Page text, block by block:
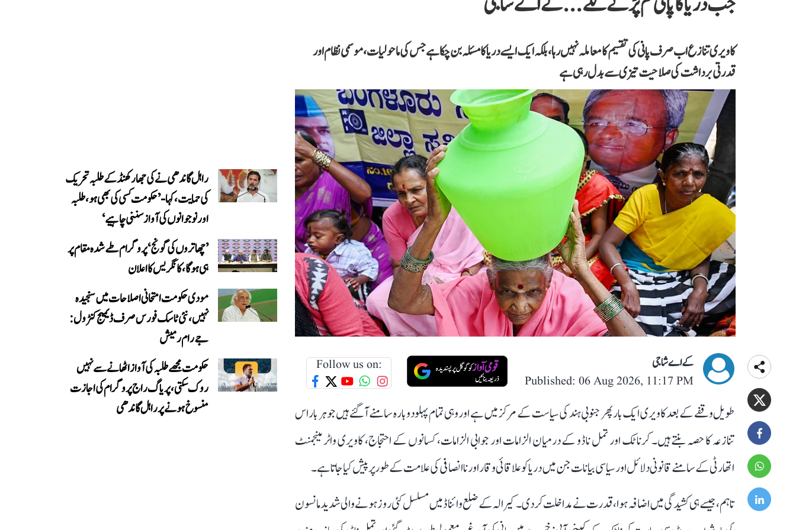
کاویری تنازع اب صرف پانی کی تقسیم کا معاملہ نہیں رہا، بلکہ ایک ایسے دریا کا مسئلہ بن چکا ہے جس کی ماحولیات، موسمی نظام اور
قدرتی برداشت کی صلاحیت تیزی سے بدل رہی ہے
کے اے شاجی
Published: 06 Aug 2026, 11:17 PM
Follow us on:
طویل وقفے کے بعد کاویری ایک بار پھر جنوبی ہند کی سیاست کے مرکز میں ہے اور وہی تمام پہلو دوبارہ سامنے آ گئے ہیں جو ہر بار اس
تنازعہ کا حصہ بنتے ہیں۔ کرناٹک اور تمل ناڈو کے درمیان الزامات اور جوابی الزامات، کسانوں کے احتجاج، کاویری واٹر مینجمنٹ
اتھارٹی کے سامنے قانونی دلائل اور سیاسی بیانات جن میں دریا کو علاقائی وقار اور ناانصافی کی علامت کے طور پر پیش کیا جاتا ہے۔
تاہم، جیسے ہی کشیدگی میں اضافہ ہوا، قدرت نے مداخلت کر دی۔ کیرالہ کے ضلع وائناڈ میں مسلسل کئی روز ہونے والی شدید مانسون
راہل گاندھی نے کی جھارکھنڈ کے طلبہ تحریک
کی حمایت، کہا- ’حکومت کسی کی بھی ہو، طلبہ
اور نوجوانوں کی آواز سننی چاہیے‘
’چھاتروں کی گونج‘ پروگرام طے شدہ مقام پر
ہی ہوگا، کانگریس کا اعلان
مودی حکومت امتحانی اصلاحات میں سنجیدہ
نہیں، نئی ٹاسک فورس صرف ڈیمیج کنٹرول:
جے رام رمیش
حکومت مجھے طلبہ کی آواز اٹھانے سے نہیں
روک سکتی، پریاگ راج پروگرام کی اجازت
منسوخ ہونے پر راہل گاندھی